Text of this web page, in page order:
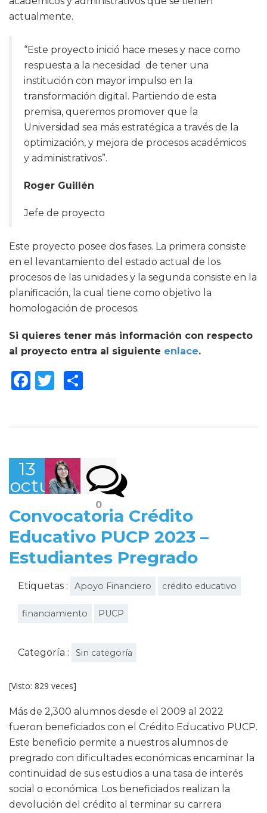
actualmente.
“Este proyecto inició hace meses y nace como
respuesta a la necesidad de tener una
institución con mayor impulso en la
transformación digital. Partiendo de esta
premisa, queremos promover que la
Universidad sea más estratégica a través de la
optimización, y mejora de procesos académicos
y administrativos”.
Roger Guillén
Jefe de proyecto
Este proyecto posee dos fases. La primera consiste
en el levantamiento del estado actual de los
procesos de las unidades y la segunda consiste en la
planificación, la cual tiene como objetivo la
homologación de procesos.
Si quieres tener más información con respecto
al proyecto entra al siguiente enlace.
Facebook
Twitter
13
octubre,
0
Convocatoria Crédito
Educativo PUCP 2023 –
Estudiantes Pregrado
Etiquetas : Apoyo Financiero crédito educativo
financiamiento PUCP
Categoría : Sin categoría
[Visto: 829 veces]
Más de 2,300 alumnos desde el 2009 al 2022
fueron beneficiados con el Crédito Educativo PUCP.
Este beneficio permite a nuestros alumnos de
pregrado con dificultades económicas encaminar la
continuidad de sus estudios a una tasa de interés
social o económica. Los beneficiados realizan la
devolución del crédito al terminar su carrera